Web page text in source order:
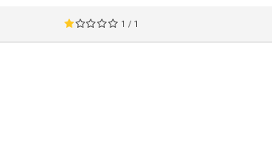
1 / 1